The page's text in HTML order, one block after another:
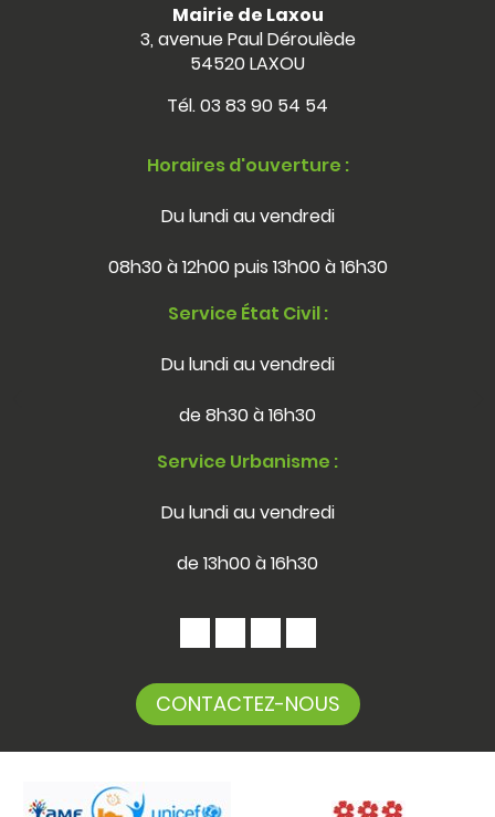
Mairie de Laxou
3, avenue Paul Déroulède
54520 LAXOU
Tél.03 83 90 54 54
Horaires d'ouverture :
Du lundi au vendredi
08h30 à 12h00 puis 13h00 à 16h30
Service État Civil :
Du lundi au vendredi
de 8h30 à 16h30
Service Urbanisme :
Du lundi au vendredi
de 13h00 à 16h30
CONTACTEZ-NOUS